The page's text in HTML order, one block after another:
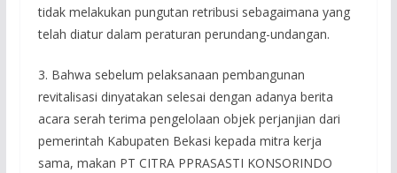
tidak melakukan pungutan retribusi sebagaimana yang
telah diatur dalam peraturan perundang-undangan.
3. Bahwa sebelum pelaksanaan pembangunan
revitalisasi dinyatakan selesai dengan adanya berita
acara serah terima pengelolaan objek perjanjian dari
pemerintah Kabupaten Bekasi kepada mitra kerja
sama, makan PT CITRA PPRASASTI KONSORINDO